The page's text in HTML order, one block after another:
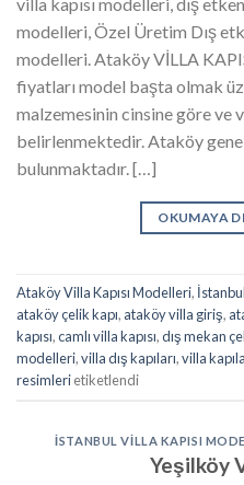
modelleri, Özel Üretim Dış
modelleri. Ataköy VİLLA
fiyatları model başta olmak
malzemesinin cinsine göre ve
belirlenmektedir. Ataköy
bulunmaktadır. […]
OKUMAYA
Ataköy Villa Kapısı Modelleri,
ataköy çelik kapı, ataköy villa giriş,
kapısı,camlı villa kapısı,dış mekan
modelleri,villa dış kapıları,villa
resimlerietiketlendi
İSTANBUL VILLA KAPISI
Yeşilköy